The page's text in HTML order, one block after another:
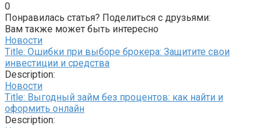
0
Понравилась статья? Поделиться с друзьями:
Вам также может быть интересно
Новости
Title: Ошибки при выборе брокера: Защитите свои
инвестиции и средства
Description:
Новости
Title: Выгодный займ без процентов: как найти и
оформить онлайн
Description: